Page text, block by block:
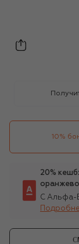
10%
20%
С Альфа-